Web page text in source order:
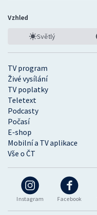
Instagram Facebook
TV program
Živé vysílání
TV poplatky
Teletext
Podcasty
Počasí
E-shop
Mobilní a TV aplikace
Vše o ČT
Vzhled
Světlý